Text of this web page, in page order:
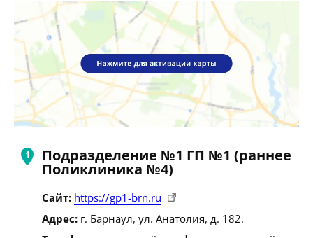
Подразделение №1 ГП №1 (раннее
Поликлиника №4)
Сайт: https://gp1-brn.ru
Адрес: г. Барнаул, ул. Анатолия, д. 182.